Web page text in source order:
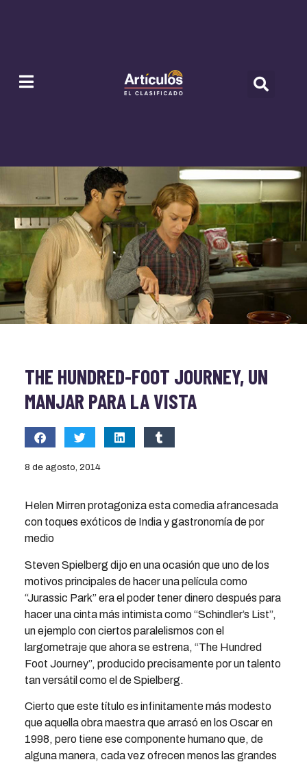
THE HUNDRED-FOOT JOURNEY, UN
MANJAR PARA LA VISTA
8 de agosto, 2014
Helen Mirren protagoniza esta comedia afrancesada
con toques exóticos de India y gastronomía de por
medio
Steven Spielberg dijo en una ocasión que uno de los
motivos principales de hacer una película como
“Jurassic Park” era el poder tener dinero después para
hacer una cinta más intimista como “Schindler’s List”,
un ejemplo con ciertos paralelismos con el
largometraje que ahora se estrena, “The Hundred
Foot Journey”, producido precisamente por un talento
tan versátil como el de Spielberg.
Cierto que este título es infinitamente más modesto
que aquella obra maestra que arrasó en los Oscar en
1998, pero tiene ese componente humano que, de
alguna manera, cada vez ofrecen menos las grandes